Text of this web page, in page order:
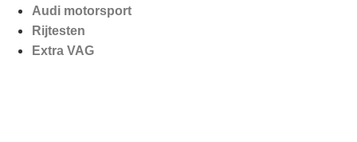
Audi motorsport
Rijtesten
Extra VAG